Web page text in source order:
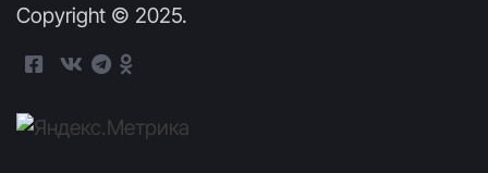
Copyright © 2025.